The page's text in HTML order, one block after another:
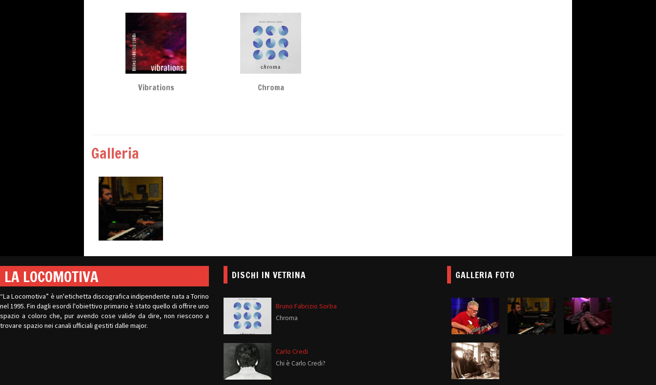
Vibrations Chroma
Galleria
LA LOCOMOTIVA
“La Locomotiva” è un'etichetta discografica indipendente nata a Torino
nel 1995. Fin dagli esordi l'obiettivo primario è stato quello di offrire uno
spazio a coloro che, pur avendo cose valide da dire, non riescono a
trovare spazio nei canali ufficiali gestiti dalle major.
DISCHI IN VETRINA
Bruno Fabrizio Sorba
Chroma
Carlo Credi
Chi è Carlo Credi?
GALLERIA FOTO